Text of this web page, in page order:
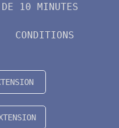
DE 10 MINUTES
CONDITIONS